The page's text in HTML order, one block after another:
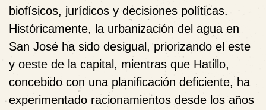
biofísicos, jurídicos y decisiones políticas.
Históricamente, la urbanización del agua en
San José ha sido desigual, priorizando el este
y oeste de la capital, mientras que Hatillo,
concebido con una planificación deficiente, ha
experimentado racionamientos desde los años